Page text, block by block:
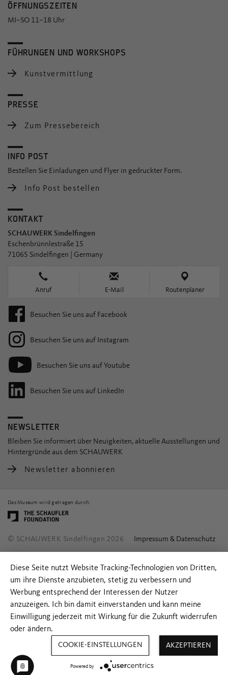
ÖFFNUNGSZEITEN
MI–SO 11–18 Uhr
FÜHRUNGEN UND WORKSHOPS
Kunstvermittlung
PRESSE
Zum Pressebereich
INFO POST
Bestellen Sie Einladungen und Flyer in gedruckter Form.
Info Post bestellen
KONTAKT
SCHAUWERK Sindelfingen
Eschenbrünnlestraße 15
71065 Sindelfingen | Germany
Anruf E-Mail Routenplaner
Besuchen Sie uns auf Facebook
Besuchen Sie uns auf Instagram
Besuchen Sie uns auf Youtube
Besuchen Sie uns auf LinkedIn
NEWSLETTER
Bleiben Sie informiert über Neuigkeiten, aktuelle Ausstellungen und
Hintergründe aus dem SCHAUWERK
Newsletter abonnieren
Das Museum wird getragen durch:
© SCHAUWERK Sindelfingen 2026 Impressum & Datenschutz
Diese Seite nutzt Website Tracking-Technologien von Dritten,
um ihre Dienste anzubieten, stetig zu verbessern und
Werbung entsprechend der Interessen der Nutzer
anzuzeigen. Ich bin damit einverstanden und kann meine
Einwilligung jederzeit mit Wirkung für die Zukunft widerrufen
oder ändern.
AKZEPTIEREN
COOKIE-EINSTELLUNGEN
Powered by